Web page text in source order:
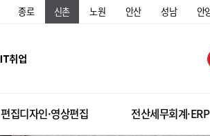
종로 신촌 노원 안산 성남 안
편집디자인·영상편집 전산세무회계·ERP